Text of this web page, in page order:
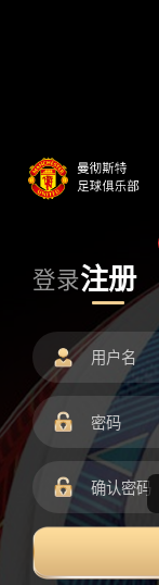
登录注册